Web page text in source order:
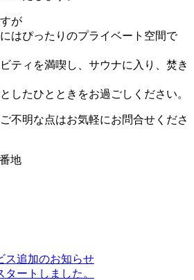
が
はぴったりのプライベート空間で
ティを満喫し、サウナに入り、焚き
したひとときをお過ごしください。
不明な点はお気軽にお問合せくださ
地
ス追加のお知らせ
ートしました。